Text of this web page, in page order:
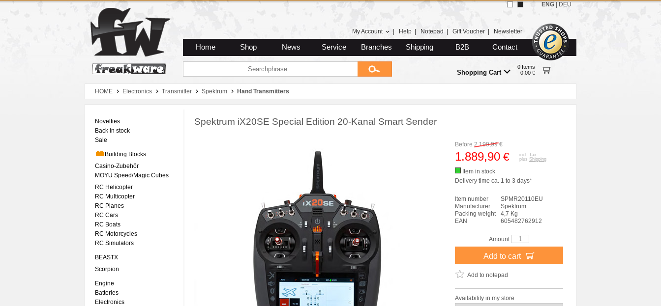
Zum Hauptmenue
Zum Seiteninhalt
Zum Warenkob
My Account Help Notepad Gift Voucher Newsletter
Home Shop News Service Branches Shipping B2B Contact
Shopping Cart
0 Items
0,00 €
ENG DEU
HOME Electronics Transmitter Spektrum Hand Transmitters
Novelties
Back in stock
Sale
Building Blocks
Casino-Zubehör
MOYU Speed/Magic Cubes
RC Helicopter
RC Multicopter
RC Planes
RC Cars
RC Boats
RC Motorcycles
RC Simulators
BEASTX
Scorpion
Engine
Batteries
Electronics
Spektrum iX20SE Special Edition 20-Kanal Smart Sender
Before 2.199,99€
1.889,90 €
incl. Tax
plus Shipping
Item in stock
Delivery time ca. 1 to 3 days*
Item number
SPMR20110EU
Manufacturer
Spektrum
Packing weight
4,7 Kg
EAN
605482762912
Amount
Add to cart
Add to notepad
Availability in my store